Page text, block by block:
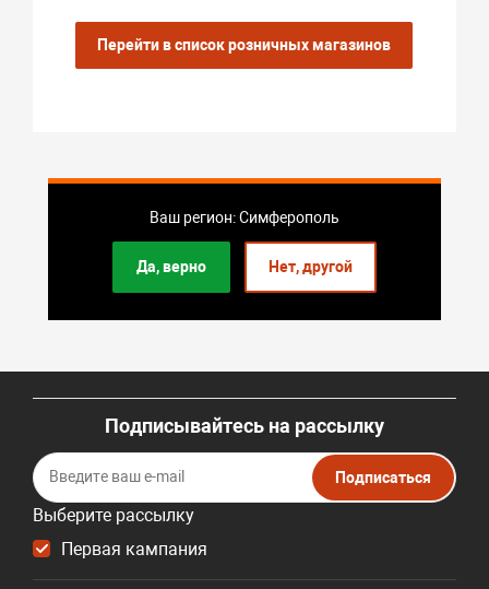
Ваш регион: Симферополь
Да, верно Нет, другой
Перейти в список розничных магазинов
Подписывайтесь на рассылку
Выберите рассылку
Первая кампания
Подписаться